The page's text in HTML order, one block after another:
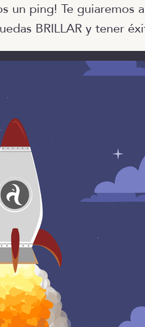
un ping! Te guiaremos
BRILLAR y tener